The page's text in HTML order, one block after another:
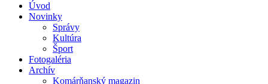
Úvod
Novinky
Správy
Kultúra
Šport
Fotogaléria
Archív
Komárňanský magazin